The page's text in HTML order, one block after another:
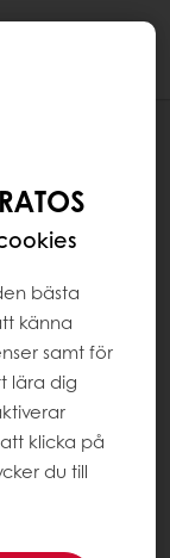
bästa
känna
samt för
lära dig
klicka på
du till